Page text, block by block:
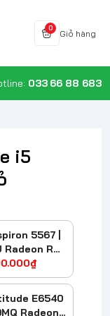
0
Giỏ hàng
033 66 88 683
i5
5567 |
Radeon R7
E6540
Radeon